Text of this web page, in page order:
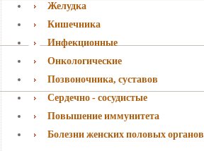
Желудка
Кишечника
Инфекционные
Онкологические
Позвоночника, суставов
Сердечно - сосудистые
Повышение иммунитета
Болезни женских половых органов